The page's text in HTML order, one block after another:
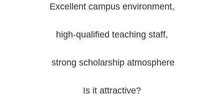
Excellent campus environment,
high-qualified teaching staff,
strong scholarship atmosphere
Is it attractive?